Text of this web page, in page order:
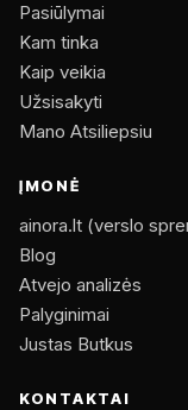
Pasiūlymai
Kam tinka
Kaip veikia
Užsisakyti
Mano Atsiliepsiu
ĮMONĖ
ainora.lt (verslo
Blog
Atvejo analizės
Palyginimai
Justas Butkus
KONTAKTAI